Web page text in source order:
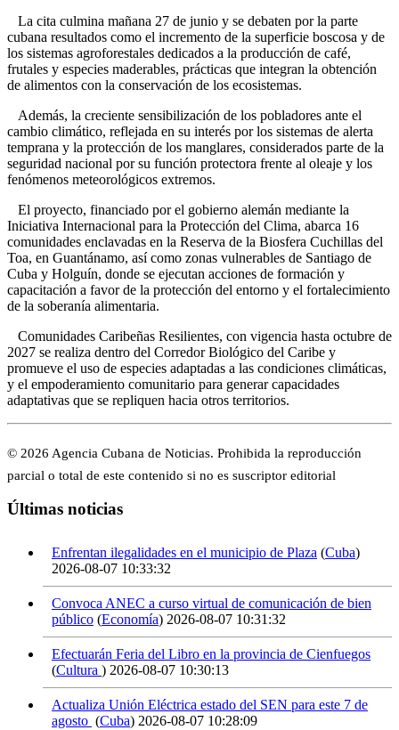
La cita culmina mañana 27 de junio y se debaten por la parte
cubana resultados como el incremento de la superficie boscosa y de
los sistemas agroforestales dedicados a la producción de café,
frutales y especies maderables, prácticas que integran la obtención
de alimentos con la conservación de los ecosistemas.
Además, la creciente sensibilización de los pobladores ante el
cambio climático, reflejada en su interés por los sistemas de alerta
temprana y la protección de los manglares, considerados parte de la
seguridad nacional por su función protectora frente al oleaje y los
fenómenos meteorológicos extremos.
El proyecto, financiado por el gobierno alemán mediante la
Iniciativa Internacional para la Protección del Clima, abarca 16
comunidades enclavadas en la Reserva de la Biosfera Cuchillas del
Toa, en Guantánamo, así como zonas vulnerables de Santiago de
Cuba y Holguín, donde se ejecutan acciones de formación y
capacitación a favor de la protección del entorno y el fortalecimiento
de la soberanía alimentaria.
Comunidades Caribeñas Resilientes, con vigencia hasta octubre de
2027 se realiza dentro del Corredor Biológico del Caribe y
promueve el uso de especies adaptadas a las condiciones climáticas,
y el empoderamiento comunitario para generar capacidades
adaptativas que se repliquen hacia otros territorios.
© 2026 Agencia Cubana de Noticias. Prohibida la reproducción
parcial o total de este contenido si no es suscriptor editorial
Últimas noticias
Enfrentan ilegalidades en el municipio de Plaza (Cuba)
2026-08-07 10:33:32
Convoca ANEC a curso virtual de comunicación de bien
público (Economía) 2026-08-07 10:31:32
Efectuarán Feria del Libro en la provincia de Cienfuegos
(Cultura ) 2026-08-07 10:30:13
Actualiza Unión Eléctrica estado del SEN para este 7 de
agosto (Cuba) 2026-08-07 10:28:09